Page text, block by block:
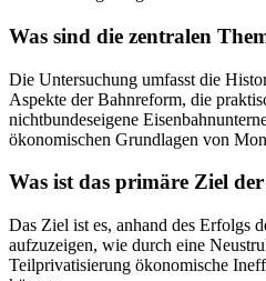
Was sind die zentralen
Die Untersuchung umfasst die
Aspekte der Bahnreform, die
nichtbundeseigene
ökonomischen Grundlagen von
Was ist das primäre Ziel
Das Ziel ist es, anhand des Erfolgs
aufzuzeigen, wie durch eine
Teilprivatisierung ökonomische